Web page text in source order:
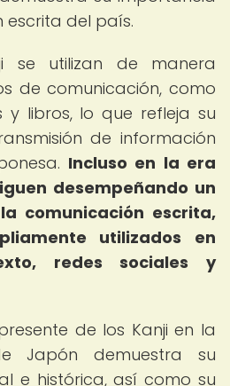
escrita del país.
se utilizan de manera
de comunicación, como
y libros, lo que refleja su
de información
Incluso en la era
desempeñando un
comunicación escrita,
utilizados en
redes sociales y
de los Kanji en la
Japón demuestra su
e histórica, así como su